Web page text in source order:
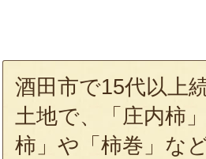
酒田市で15代以上
土地で、「庄内柿
柿」や「柿巻」な